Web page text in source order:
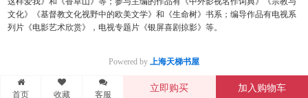
首页 收藏 客服
立即购买 加入购物车
文化》《基督教文化视野中的欧美文学》和《生命树》书系；编导作品有电视系
列片《电影艺术欣赏》，电视专题片《银屏喜剧掠影》等。
Powered by 上海天梯书屋